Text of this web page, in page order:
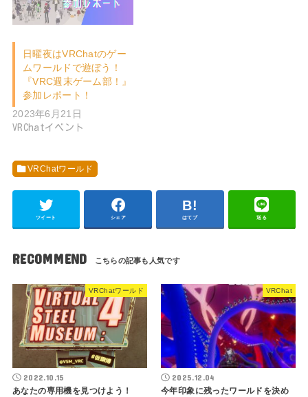
日曜夜はVRChatのゲー
ムワールドで遊ぼう！
『VRC週末ゲーム部！』
参加レポート！
2023年6月21日
VRChatイベント
VRChatワールド
ツイート シェア はてブ 送る
RECOMMEND
VRChatワールド
2022.10.15
あなたの専用機を見つけよう！
VRChat
2025.12.04
今年印象に残ったワールドを決め